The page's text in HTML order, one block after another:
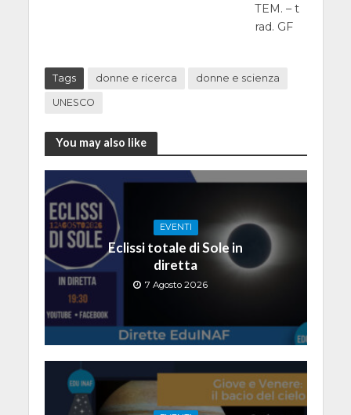
TEM. – t
rad. GF
Tags donne e ricerca donne e scienza
UNESCO
You may also like
EVENTI
Eclissi totale di Sole in
diretta
7 Agosto 2026